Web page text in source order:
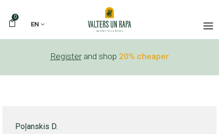
0
EN
Register and shop 20% cheaper
Poļanskis D.